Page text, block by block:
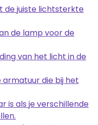
de juiste lichtsterkte
de lamp voor de
van het licht in de
armatuur die bij het
is als je verschillende